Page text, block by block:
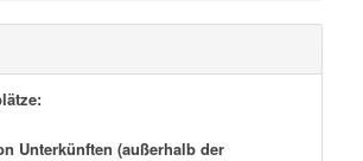
Unterkünften (außerhalb der